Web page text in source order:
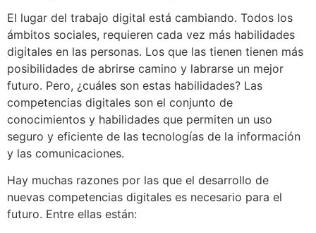
El lugar del trabajo digital está cambiando. Todos los
ámbitos sociales, requieren cada vez más habilidades
digitales en las personas. Los que las tienen tienen más
posibilidades de abrirse camino y labrarse un mejor
futuro. Pero, ¿cuáles son estas habilidades? Las
competencias digitales son el conjunto de
conocimientos y habilidades​ que permiten un uso
seguro​ y eficiente de las tecnologías de la información
y las comunicaciones.
Hay muchas razones por las que el desarrollo de
nuevas competencias digitales es necesario para el
futuro. Entre ellas están: